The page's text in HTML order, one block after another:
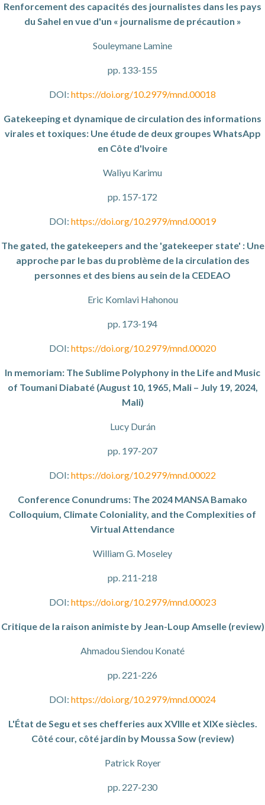
Renforcement des capacités des journalistes dans les pays
du Sahel en vue d'un « journalisme de précaution »
Souleymane Lamine
pp. 133-155
DOI: https://doi.org/10.2979/mnd.00018
Gatekeeping et dynamique de circulation des informations
virales et toxiques: Une étude de deux groupes WhatsApp
en Côte d'Ivoire
Waliyu Karimu
pp. 157-172
DOI: https://doi.org/10.2979/mnd.00019
The gated, the gatekeepers and the 'gatekeeper state' : Une
approche par le bas du problème de la circulation des
personnes et des biens au sein de la CEDEAO
Eric Komlavi Hahonou
pp. 173-194
DOI: https://doi.org/10.2979/mnd.00020
In memoriam: The Sublime Polyphony in the Life and Music
of Toumani Diabaté (August 10, 1965, Mali – July 19, 2024,
Mali)
Lucy Durán
pp. 197-207
DOI: https://doi.org/10.2979/mnd.00022
Conference Conundrums: The 2024 MANSA Bamako
Colloquium, Climate Coloniality, and the Complexities of
Virtual Attendance
William G. Moseley
pp. 211-218
DOI: https://doi.org/10.2979/mnd.00023
Critique de la raison animiste by Jean-Loup Amselle (review)
Ahmadou Siendou Konaté
pp. 221-226
DOI: https://doi.org/10.2979/mnd.00024
L'État de Segu et ses chefferies aux XVIIIe et XIXe siècles.
Côté cour, côté jardin by Moussa Sow (review)
Patrick Royer
pp. 227-230